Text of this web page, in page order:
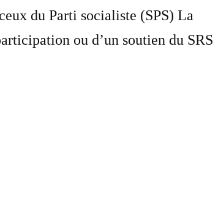
du Parti socialiste (SPS) La
ou d’un soutien du SRS